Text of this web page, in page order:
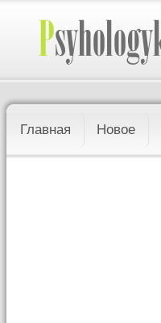
Главная Новое